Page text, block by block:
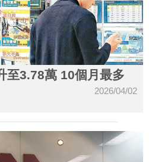
至3.78萬 10個月最多
2026/04/02